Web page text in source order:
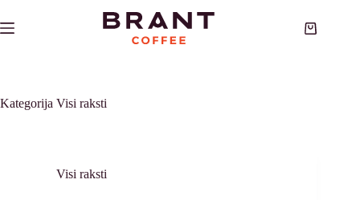
to
content
Shopping
Kategorija Visi raksti
Visi raksti